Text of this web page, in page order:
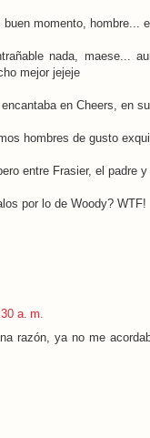
buen momento, hombre...
nada, maese...
mejor jejeje
en Cheers, en
hombres de gusto
entre Frasier, el padre
por lo de Woody? WTF!
a. m.
razón, ya no me